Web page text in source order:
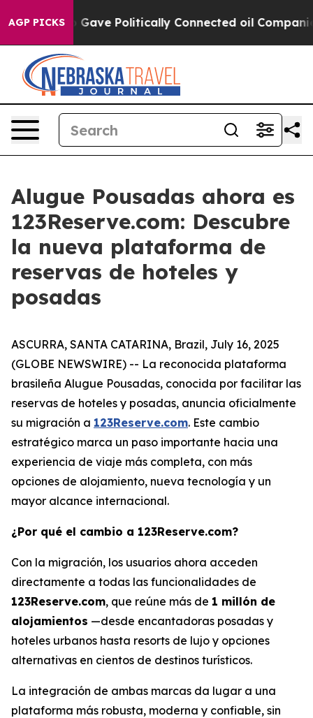
AGP PICKS
Trump Gave Politically Connected oil Companies
Alugue Pousadas ahora es
123Reserve.com: Descubre
la nueva plataforma de
reservas de hoteles y
posadas
ASCURRA, SANTA CATARINA, Brazil, July 16, 2025
(GLOBE NEWSWIRE) -- La reconocida plataforma
brasileña Alugue Pousadas, conocida por facilitar las
reservas de hoteles y posadas, anuncia oficialmente
su migración a 123Reserve.com. Este cambio
estratégico marca un paso importante hacia una
experiencia de viaje más completa, con más
opciones de alojamiento, nueva tecnología y un
mayor alcance internacional.
¿Por qué el cambio a 123Reserve.com?
Con la migración, los usuarios ahora acceden
directamente a todas las funcionalidades de
123Reserve.com, que reúne más de 1 millón de
alojamientos —desde encantadoras posadas y
hoteles urbanos hasta resorts de lujo y opciones
alternativas en cientos de destinos turísticos.
La integración de ambas marcas da lugar a una
plataforma más robusta, moderna y confiable, sin